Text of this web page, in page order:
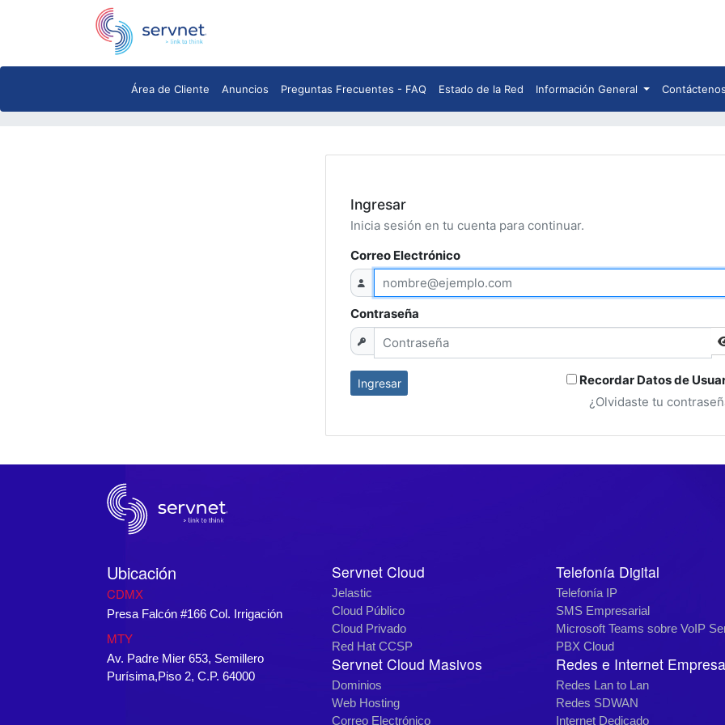
Área de Cliente Anuncios Preguntas Frecuentes - FAQ Estado de la Red Información General Contáctenos
Ingresar
Inicia sesión en tu cuenta para continuar.
Correo Electrónico
Contraseña
Ingresar
Recordar Datos de
¿Olvidaste tu
Ubicación
CDMX
Presa Falcón #166 Col. Irrigación
MTY
Av. Padre Mier 653, Semillero
Purísima,Piso 2, C.P. 64000
Servnet Cloud
Jelastic
Cloud Público
Cloud Privado
Red Hat CCSP
Servnet Cloud Masivos
Dominios
Web Hosting
Correo Electrónico
Telefonía Digital
Telefonía IP
SMS Empresarial
Microsoft Teams sobre VoIP
PBX Cloud
Redes e Internet
Redes Lan to Lan
Redes SDWAN
Internet Dedicado